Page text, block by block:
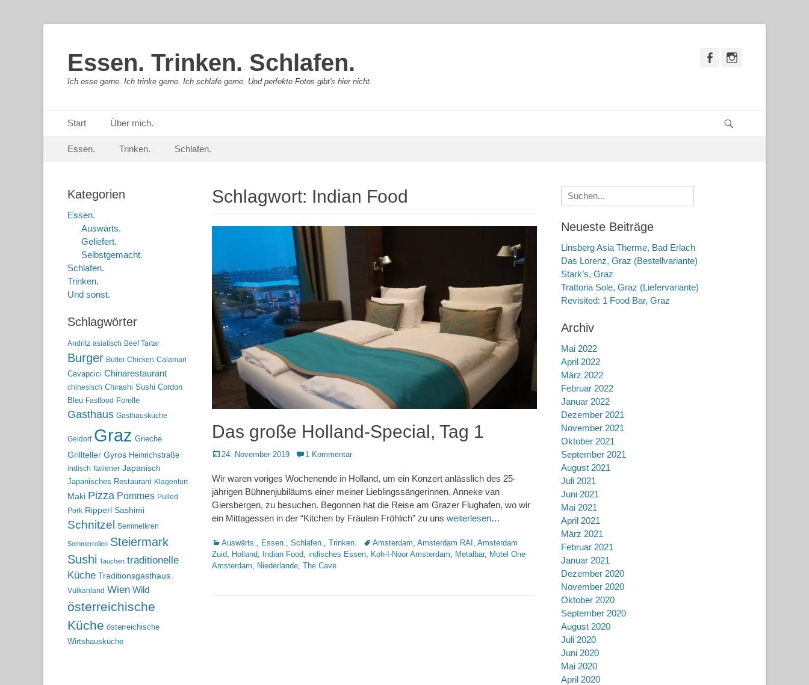
Essen. Trinken. Schlafen.
Ich esse gerne. Ich trinke gerne. Ich schlafe gerne. Und perfekte Fotos gibt's hier nicht.
Facebook
Primäres Menü
zum
Start Über mich.
Sekundär-Menü
zum
Essen. Trinken. Schlafen.
Schlagwort: Indian Food
Das große Holland-Special, Tag 1
Posted
24. November 2019 1 Kommentar
Wir waren voriges Wochenende in Holland, um ein Konzert anlässlich des 25-
jährigen Bühnenjubiläums einer meiner Lieblingssängerinnen, Anneke van
Giersbergen, zu besuchen. Begonnen hat die Reise am Grazer Flughafen, wo wir
ein Mittagessen in der “Kitchen by Fräulein Fröhlich” zu uns weiterlesen…
Kategorien
Auswärts. Essen. Schlafen. Trinken. Schlagworte
Amsterdam Amsterdam RAI
Amsterdam
Zuid
Holland Indian Food indisches Essen Koh-I-Noor Amsterdam Metalbar, Motel One
Amsterdam
Niederlande The Cave
Suche
nach:
Neueste Beiträge
Linsberg Asia Therme, Bad Erlach
Das Lorenz, Graz (Bestellvariante)
Stark’s, Graz
Trattoria Sole, Graz (Liefervariante)
Revisited: 1 Food Bar, Graz
Archiv
Mai 2022
April 2022
März 2022
Februar 2022
Januar 2022
Dezember 2021
November 2021
Oktober 2021
September 2021
August 2021
Juli 2021
Juni 2021
Mai 2021
April 2021
März 2021
Februar 2021
Januar 2021
Dezember 2020
November 2020
Oktober 2020
September 2020
August 2020
Juli 2020
Juni 2020
Mai 2020
April 2020
Kategorien
Essen.
Auswärts.
Geliefert.
Selbstgemacht.
Schlafen.
Trinken.
Und sonst.
Schlagwörter
Andritz asiatisch Beef Tartar
Burger Butter Chicken Calamari
Cevapcici Chinarestaurant
chinesisch Chirashi Sushi Cordon
Bleu Fastfood Forelle
Gasthaus Gasthausküche
Geidorf Graz Grieche
Grillteller Gyros Heinrichstraße
indisch Italiener Japanisch
Japanisches Restaurant Klagenfurt
Maki Pizza Pommes Pulled
Pork Ripperl Sashimi
Schnitzel Semmelkren
Sommerrollen Steiermark
Sushi Tauchen traditionelle
Küche Traditionsgasthaus
Vulkanland Wien Wild
österreichische
Küche österreichische
Wirtshausküche